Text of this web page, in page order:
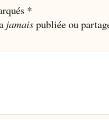
*
jamaispubliée ou